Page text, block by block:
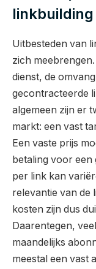
linkbuilding
Uitbesteden van
zich
dienst, de
gecontracteerde
algemeen zijn er
markt: een vast
Een vaste prijs
betaling voor een
per link kan
relevantie van de
kosten zijn dus
Daarentegen,
maandelijks
meestal een vast